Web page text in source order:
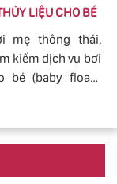
và bé.LIỆU CHO BÉ
mẹ thông thái,
kiếm dịch vụ bơi
bé (baby fload)